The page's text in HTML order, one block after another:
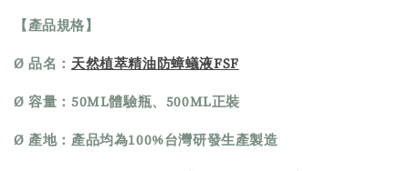
【產品規格】
Ø 品名：天然植萃精油防蟑蟻液FSF
Ø 容量：50ML體驗瓶、500ML正裝
Ø 產地：產品均為100%台灣研發生產製造